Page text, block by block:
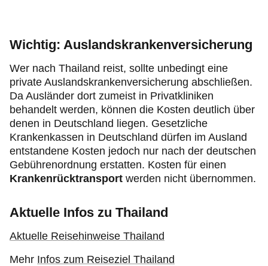
Wichtig: Auslandskrankenversicherung
Wer nach Thailand reist, sollte unbedingt eine
private Auslandskrankenversicherung abschließen.
Da Ausländer dort zumeist in Privatkliniken
behandelt werden, können die Kosten deutlich über
denen in Deutschland liegen. Gesetzliche
Krankenkassen in Deutschland dürfen im Ausland
entstandene Kosten jedoch nur nach der deutschen
Gebührenordnung erstatten. Kosten für einen
Krankenrücktransport werden nicht übernommen.
Aktuelle Infos zu Thailand
Aktuelle Reisehinweise Thailand
Mehr Infos zum Reiseziel Thailand